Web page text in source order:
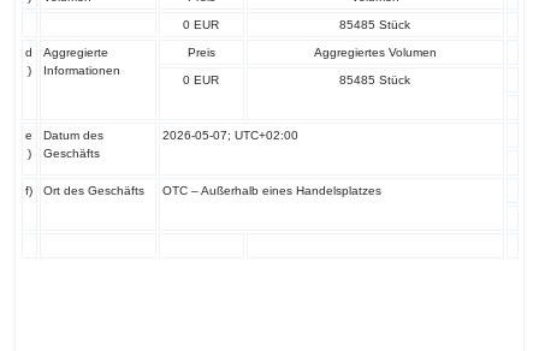
0 EUR 85485 Stück
d
)
Aggregierte
Informationen
Preis Aggregiertes Volumen
0 EUR 85485 Stück
e
)
Datum des
Geschäfts
2026-05-07; UTC+02:00
f) Ort des Geschäfts OTC – Außerhalb eines Handelsplatzes